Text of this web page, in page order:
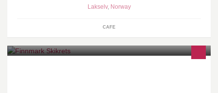
Lakselv, Norway
CAFE